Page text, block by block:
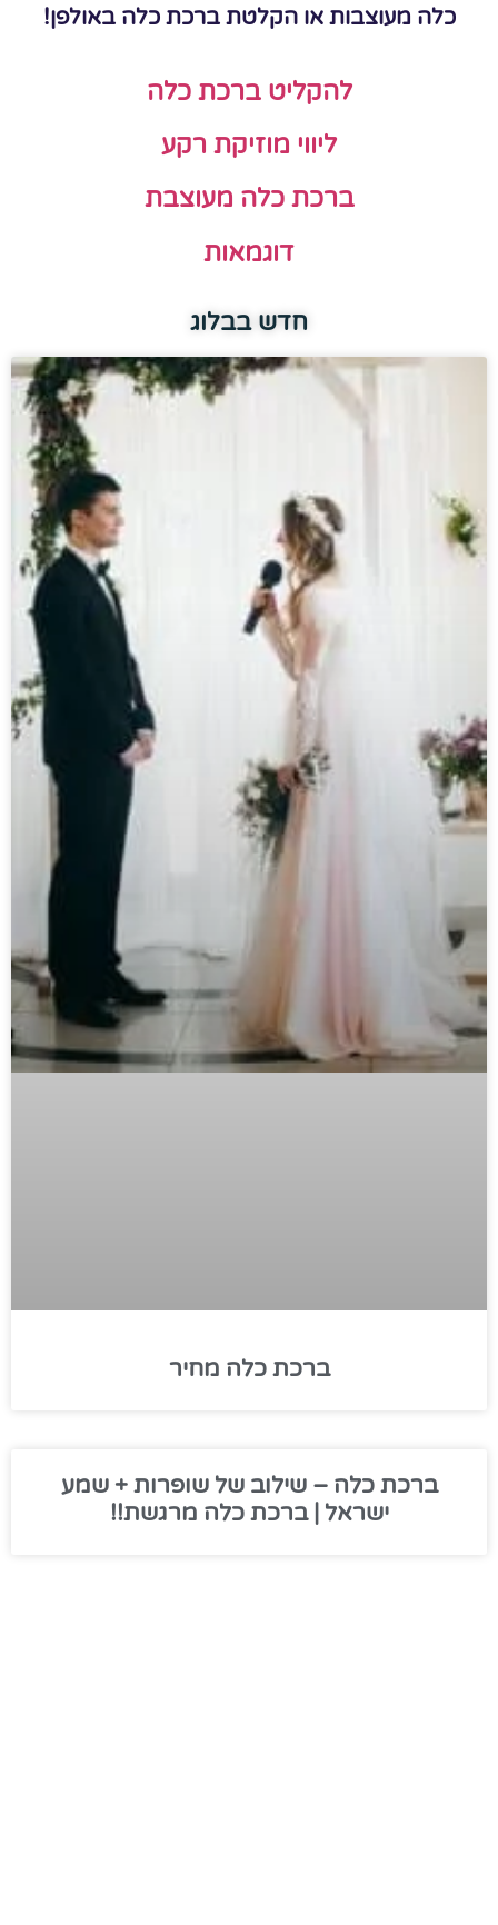
כלה מעוצבות או הקלטת ברכת כלה באולפן!
להקליט ברכת כלה
ליווי מוזיקת רקע
ברכת כלה מעוצבת
דוגמאות
חדש בבלוג
ברכת כלה מחיר
ברכת כלה – שילוב של שופרות + שמע
ישראל | ברכת כלה מרגשת!!